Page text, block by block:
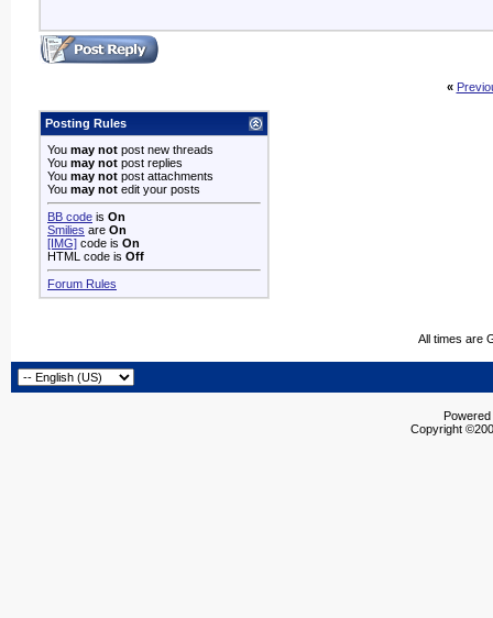
«
Posting Rules
You may not post new threads
You may not post replies
You may not post attachments
You may not edit your posts
BB code is On
Smilies are On
[IMG] code is On
HTML code is Off
Forum Rules
All times are
Copyright